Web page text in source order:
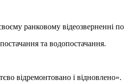
ранковому відеозверненні
та водопостачання.
відремонтовано і відновлено».